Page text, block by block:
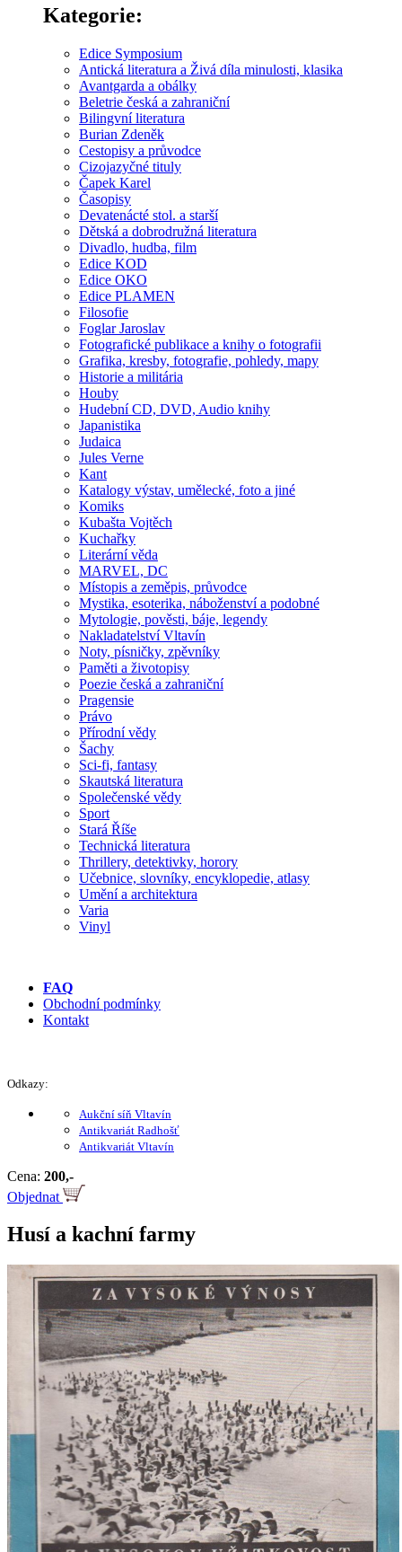
Kategorie:
Edice Symposium
Antická literatura a Živá díla minulosti, klasika
Avantgarda a obálky
Beletrie česká a zahraniční
Bilingvní literatura
Burian Zdeněk
Cestopisy a průvodce
Cizojazyčné tituly
Čapek Karel
Časopisy
Devatenácté stol. a starší
Dětská a dobrodružná literatura
Divadlo, hudba, film
Edice KOD
Edice OKO
Edice PLAMEN
Filosofie
Foglar Jaroslav
Fotografické publikace a knihy o fotografii
Grafika, kresby, fotografie, pohledy, mapy
Historie a militária
Houby
Hudební CD, DVD, Audio knihy
Japanistika
Judaica
Jules Verne
Kant
Katalogy výstav, umělecké, foto a jiné
Komiks
Kubašta Vojtěch
Kuchařky
Literární věda
MARVEL, DC
Místopis a zeměpis, průvodce
Mystika, esoterika, náboženství a podobné
Mytologie, pověsti, báje, legendy
Nakladatelství Vltavín
Noty, písničky, zpěvníky
Paměti a životopisy
Poezie česká a zahraniční
Pragensie
Právo
Přírodní vědy
Šachy
Sci-fi, fantasy
Skautská literatura
Společenské vědy
Sport
Stará Říše
Technická literatura
Thrillery, detektivky, horory
Učebnice, slovníky, encyklopedie, atlasy
Umění a architektura
Varia
Vinyl
FAQ
Obchodní podmínky
Kontakt
Odkazy:
Aukční síň Vltavín
Antikvariát Radhošť
Antikvariát Vltavín
Cena: 200,-
Objednat
Husí a kachní farmy